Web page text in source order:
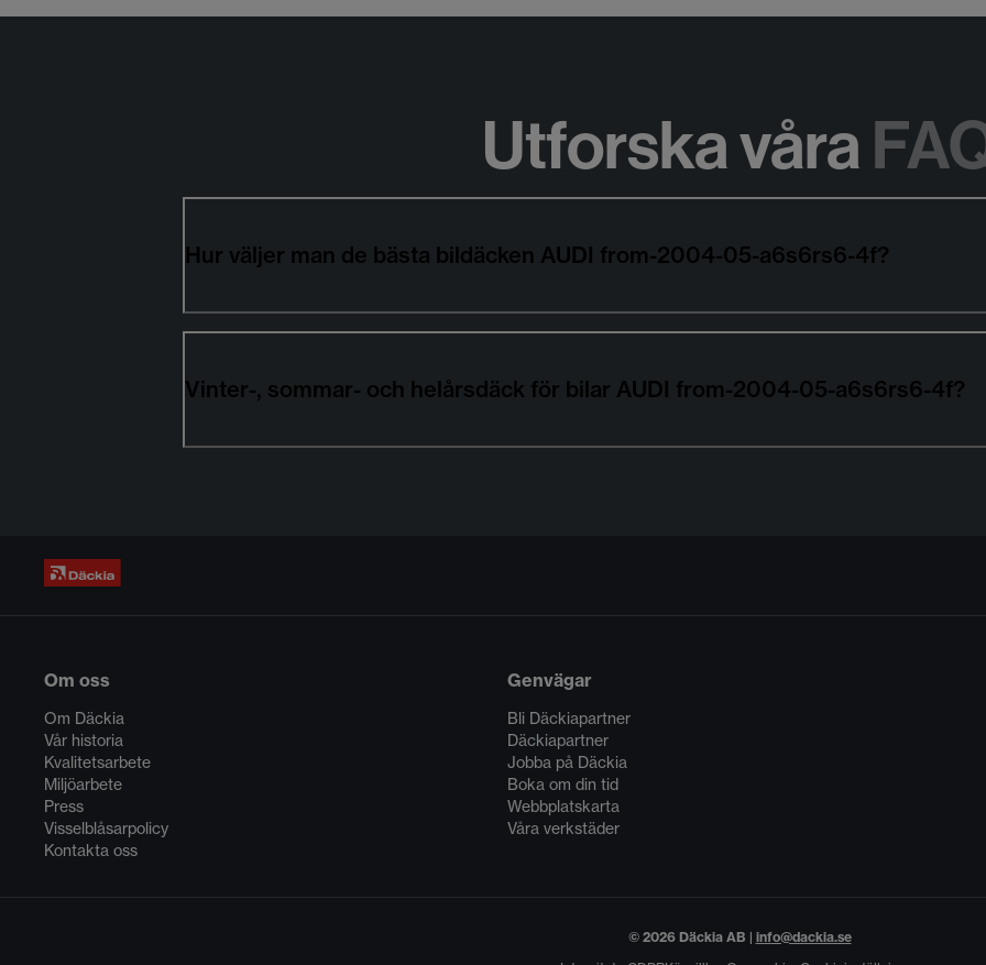
Utforska våra
Hur väljer man de bästa bildäcken AUDI from-2004-05-a6s6rs6-4f?
Vinter-, sommar- och helårsdäck för bilar AUDI from-2004-05-a6s6rs6-4f?
Om oss
Om Däckia
Vår historia
Kvalitetsarbete
Miljöarbete
Press
Visselblåsarpolicy
Kontakta oss
Genvägar
Bli Däckiapartner
Däckiapartner
Jobba på Däckia
Boka om din tid
Webbplatskarta
Våra verkstäder
© 2026 Däckia AB | info@dackia.se